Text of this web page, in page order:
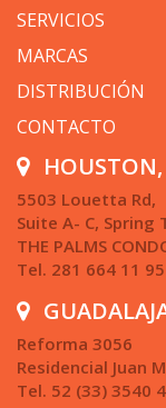
SERVICIOS
MARCAS
DISTRIBUCIÓN
CONTACTO
HOUSTON,
5503 Louetta Rd,
Suite A- C, Spring
THE PALMS
Tel. 281 664 11 95
Reforma 3056
Residencial Juan
Tel. 52 (33) 3540